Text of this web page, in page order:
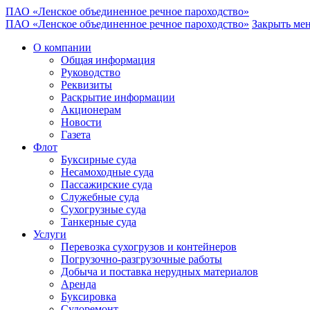
ПАО «Ленское объединенное речное пароходство»
ПАО «Ленское объединенное речное пароходство» Закрыть
О компании
Общая информация
Руководство
Реквизиты
Раскрытие информации
Акционерам
Новости
Газета
Флот
Буксирные суда
Несамоходные суда
Пассажирские суда
Служебные суда
Сухогрузные суда
Танкерные суда
Услуги
Перевозка сухогрузов и контейнеров
Погрузочно-разгрузочные работы
Добыча и поставка нерудных материалов
Аренда
Буксировка